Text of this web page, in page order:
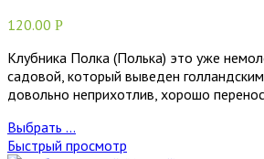
120.00 Р
Клубника Полка (Полька) это уже
садовой, который выведен
довольно неприхотлив, хорошо
Выбрать ...
Быстрый просмотр